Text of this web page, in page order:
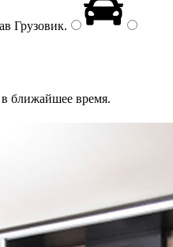
Грузовик.
ближайшее время.